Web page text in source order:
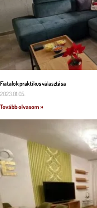
Fiatalok praktikus választása
2023.01.05.
Tovább olvasom »